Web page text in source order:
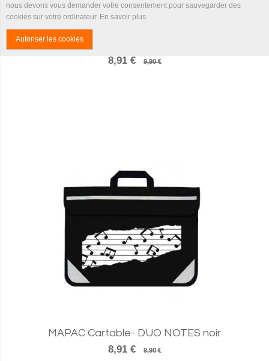
nous devons vous demander votre consentement pour sauvegarder des
cookies sur votre ordinateur. En savoir plus
Autoriser les cookies
MAPAC Cartable- DUO NOTES violet
8,91 €
9,90 €
MAPAC Cartable- DUO NOTES noir
8,91 €
9,90 €